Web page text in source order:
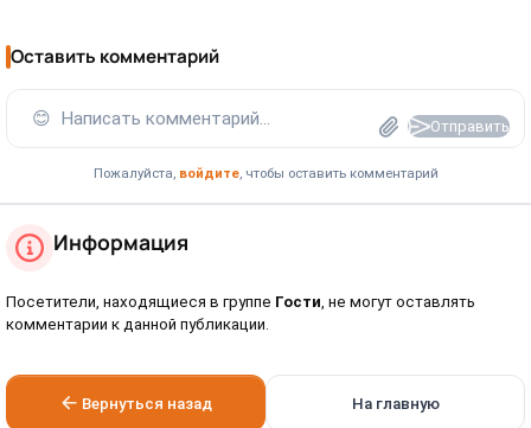
Оставить комментарий
😊 Написать комментарий... Отправить
Пожалуйста, войдите, чтобы оставить комментарий
Информация
Посетители, находящиеся в группе Гости, не могут оставлять
комментарии к данной публикации.
Вернуться назад На главную